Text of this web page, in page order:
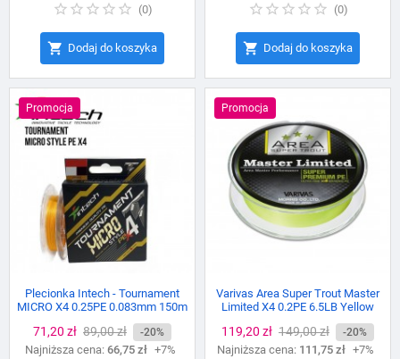
(0)
 Dodaj do koszyka
(0)
 Dodaj do koszyka
Promocja
Plecionka Intech - Tournament
MICRO X4 0.25PE 0.083mm 150m
Cena
71,20 zł Cena
podstawowa
89,00 zł -20%
Najniższa cena: 66,75 zł +7%
Promocja
Varivas Area Super Trout Master
Limited X4 0.2PE 6.5LB Yellow
Cena
119,20 zł Cena
podstawowa
149,00 zł -20%
Najniższa cena: 111,75 zł +7%